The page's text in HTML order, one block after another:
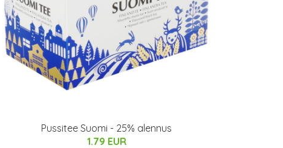
Pussitee Suomi - 25% alennus
1.79 EUR